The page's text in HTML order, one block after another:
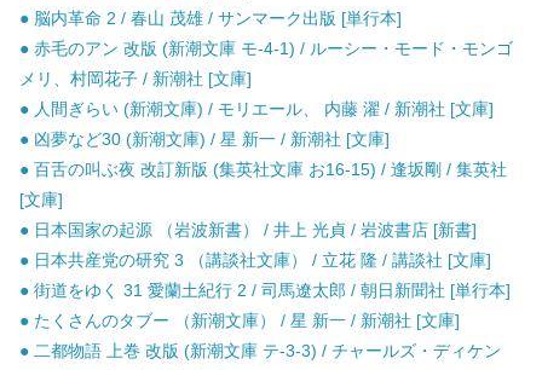
● 脳内革命 2 / 春山 茂雄 / サンマーク出版 [単行本]
● 赤毛のアン 改版 (新潮文庫 モ-4-1) / ルーシー・モード・モンゴ
メリ、村岡花子 / 新潮社 [文庫]
● 人間ぎらい (新潮文庫) / モリエール、 内藤 濯 / 新潮社 [文庫]
● 凶夢など30 (新潮文庫) / 星 新一 / 新潮社 [文庫]
● 百舌の叫ぶ夜 改訂新版 (集英社文庫 お16-15) / 逢坂剛 / 集英社
[文庫]
● 日本国家の起源 （岩波新書） / 井上 光貞 / 岩波書店 [新書]
● 日本共産党の研究 3 （講談社文庫） / 立花 隆 / 講談社 [文庫]
● 街道をゆく 31 愛蘭土紀行 2 / 司馬遼太郎 / 朝日新聞社 [単行本]
● たくさんのタブー （新潮文庫） / 星 新一 / 新潮社 [文庫]
● 二都物語 上巻 改版 (新潮文庫 テ-3-3) / チャールズ・ディケン